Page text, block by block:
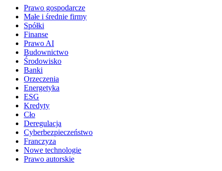
Prawo gospodarcze
Małe i średnie firmy
Spółki
Finanse
Prawo AI
Budownictwo
Środowisko
Banki
Orzeczenia
Energetyka
ESG
Kredyty
Cło
Deregulacja
Cyberbezpieczeństwo
Franczyza
Nowe technologie
Prawo autorskie